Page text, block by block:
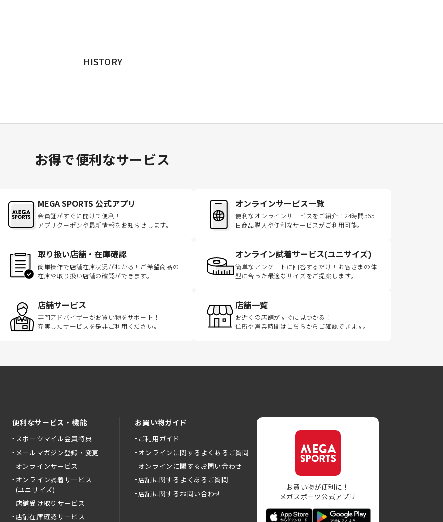
HISTORY
お得で便利なサービス
MEGA SPORTS 公式アプリ
会員証がすぐに開けて便利！
アプリクーポンや最新情報をお知らせします。
オンラインサービス一覧
便利なオンラインサービスをご紹介！24時間365
日商品購入や便利なサービスがご利用可能。
取り扱い店舗・在庫確認
簡単操作で店舗在庫状況がわかる！ご希望商品の
在庫や取り扱い店舗の確認ができます。
オンライン試着サービス(ユニサイズ)
簡単なアンケートに回答するだけ！お客さまの体
型に合った最適なサイズをご提案します。
店舗サービス
専門アドバイザーがお買い物をサポート！
充実したサービスを是非ご利用ください。
店舗一覧
お近くの店舗がすぐに見つかる！
住所や営業時間はこちらからご確認できます。
便利なサービス・機能
スポーツマイル会員特典
メールマガジン登録・変更
オンラインサービス
オンライン試着サービス
(ユニサイズ)
店舗受け取りサービス
店舗在庫確認サービス
お買い物ガイド
ご利用ガイド
オンラインに関するよくあるご質問
オンラインに関するお問い合わせ
店舗に関するよくあるご質問
店舗に関するお問い合わせ
お買い物が便利に！
メガスポーツ公式アプリ